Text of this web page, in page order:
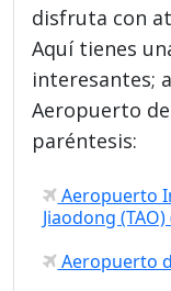
disfruta con
Aquí tienes
interesantes;
Aeropuerto
paréntesis:
Aeropuerto
Jiaodong
Aeropuerto